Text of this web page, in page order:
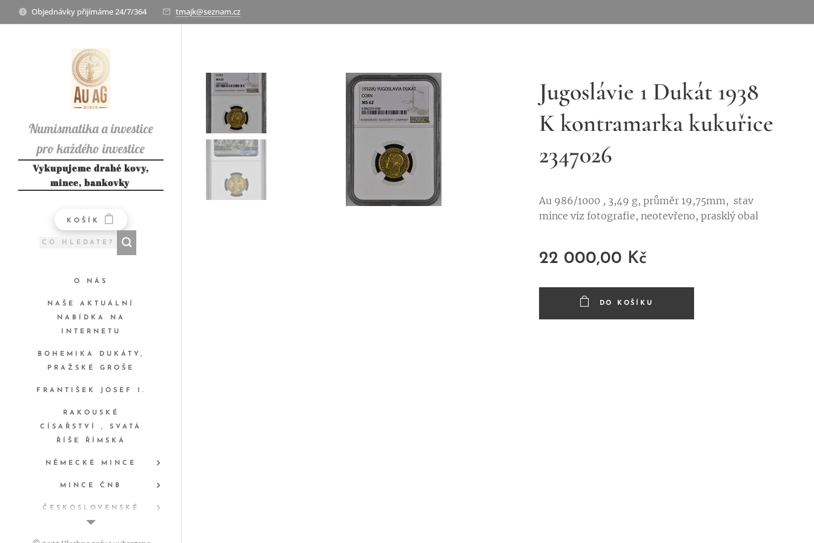
Objednávky přijímáme 24/7/364 tmajk@seznam.cz
Numismatika a investice
pro každého investice
Numismatika a investice
pro každého
Vykupujeme drahé kovy,
mince, bankovky
KOŠÍK
O NÁS
NAŠE AKTUÁLNÍ
NABÍDKA NA
INTERNETU
BOHEMIKA DUKÁTY,
PRAŽSKÉ GROŠE
FRANTIŠEK JOSEF I.
RAKOUSKÉ
CÍSAŘSTVÍ , SVATÁ
ŘÍŠE ŘÍMSKÁ
NĚMECKÉ MINCE
MINCE ČNB
ČESKOSLOVENSKÉ
MINCE A MEDAILE
Jugoslávie 1 Dukát 1938
K kontramarka kukuřice
2347026
Au 986/1000 , 3,49 g, průměr 19,75mm, stav
mince viz fotografie, neotevřeno, prasklý obal
22 000,00 Kč
DO KOŠÍKU